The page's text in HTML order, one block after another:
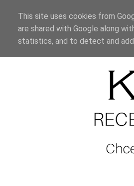
This site uses cookies from
are shared with Google along
statistics, and to detect and